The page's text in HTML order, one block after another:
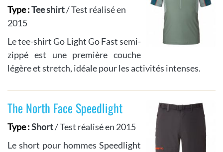
Type :Tee shirt/ Test réalisé en
2015
Le tee-shirt Go Light Go Fast semi-
zippé est une première couche
légère et stretch, idéale pour les activités intenses.
The North Face Speedlight
Type :Short/ Test réalisé en 2015
Le short pour hommes Speedlight